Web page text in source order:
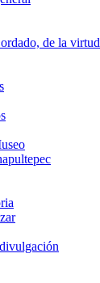
de la virtud